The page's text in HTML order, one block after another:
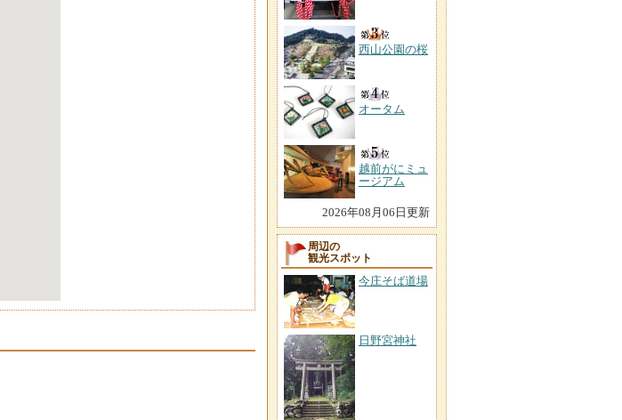
西山公園の桜
オータム
越前がにミュ
ージアム
2026年08月06日更新
周辺の
観光スポット
今庄そば道場
日野宮神社